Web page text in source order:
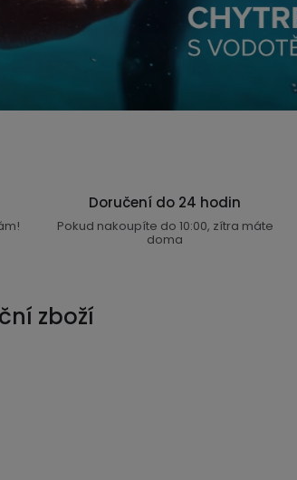
Doručení do 24 hodin
Pokud nakoupíte do 10:00, zítra máte
doma
zboží